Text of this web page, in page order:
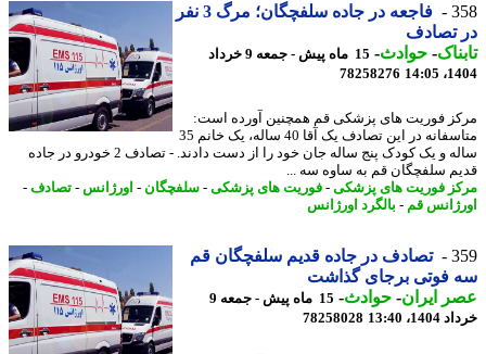
فاجعه در جاده سلفچگان؛ مرگ 3 نفر
تصادف
-حوادث -
15 ماه پیش - جمعه 9 خرداد
78258276
فوریت های پزشکی قم همچنین آورده است:
متاسفانه در این تصادف یک آقا 40 ساله، یک خانم 35
ساله و یک کودک پنج ساله جان خود را از دست دادند. - تصادف 2 خودرو در جاده
سلفچگان قم به ساوه سه ...
فوریت های پزشکی-فوریت های پزشکی-سلفچگان-اورژانس -تصادف-
قم-بالگرد اورژانس
تصادف در جاده قدیم سلفچگان قم
فوتی برجای گذاشت
ایران- حوادث -
15 ماه پیش - جمعه 9
13:40
78258028